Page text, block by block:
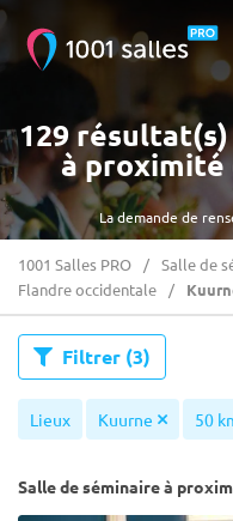
La demande de
129
à proximité
1001 Salles PRO Salle de
Flandre occidentale
Filtrer (3)
Lieux Kuurne 50
Salle de séminaire à